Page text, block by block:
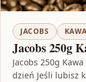
JACOBS KAWA
Jacobs 250g
Jacobs 250g
dzień Jeśli lubisz